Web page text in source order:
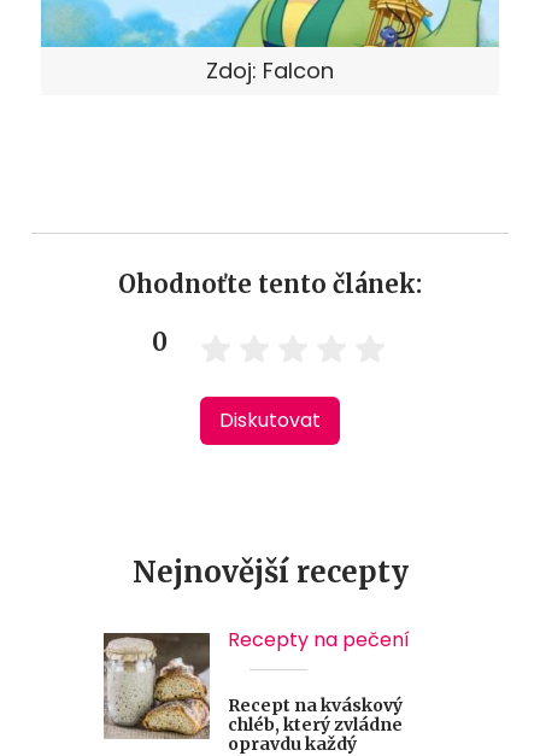
Zdoj: Falcon
Ohodnoťte tento článek:
0
Diskutovat
Nejnovější recepty
Recepty na pečení
Recept na kváskový
chléb, který zvládne
opravdu každý